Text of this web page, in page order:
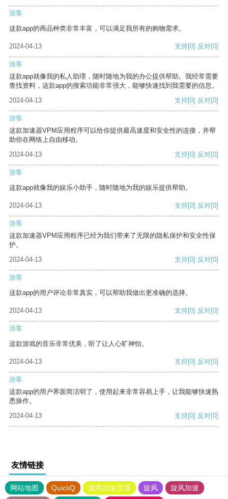
游客
这款app的商品种类非常丰富，可以满足我所有的购物需求。
2024-04-13 支持[0] 反对[0]
游客
这款app就像我的私人助理，随时随地为我的办公提供帮助。我经常需要
查找资料，这款app的搜索功能非常强大，能够快速找到我需要的信息。
2024-04-13
支持[0] 反对[0]
游客
这款加速器VPM应用程序可以给你提供最高速度和安全性的连接，并帮
助你在网络上自由移动。
2024-04-13
支持[0] 反对[0]
游客
这款app就像我的娱乐小助手，随时随地为我的娱乐提供帮助。
2024-04-13 支持[0] 反对[0]
游客
这款加速器VPM应用程序已经为我们带来了无限的隐私保护和安全性保
护。
2024-04-13
支持[0] 反对[0]
游客
这款app的用户评论非常真实，可以帮助我做出更准确的选择。
2024-04-13 支持[0] 反对[0]
游客
这款游戏的音乐非常优美，听了让人心旷神怡。
2024-04-13 支持[0] 反对[0]
游客
这款app的用户界面简洁明了，使用起来非常容易上手，让我能够快速熟
悉操作。
2024-04-13
支持[0] 反对[0]
友情链接
网站地图 QuickQ 旋风加速度器 旋风 旋风加速